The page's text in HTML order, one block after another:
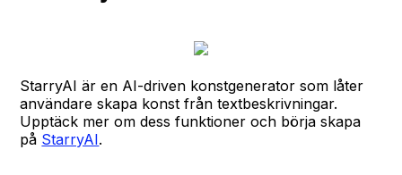
StarryAI är en AI-driven konstgenerator som låter
användare skapa konst från textbeskrivningar.
Upptäck mer om dess funktioner och börja skapa
på StarryAI.